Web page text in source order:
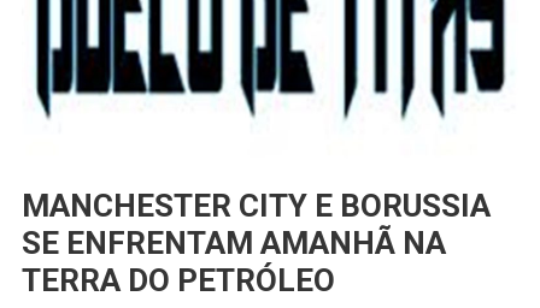
MANCHESTER CITY E BORUSSIA
SE ENFRENTAM AMANHÃ NA
TERRA DO PETRÓLEO